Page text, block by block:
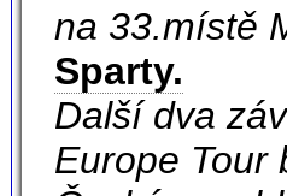
na 33.místě
Sparty.
Další dva
Europe Tour